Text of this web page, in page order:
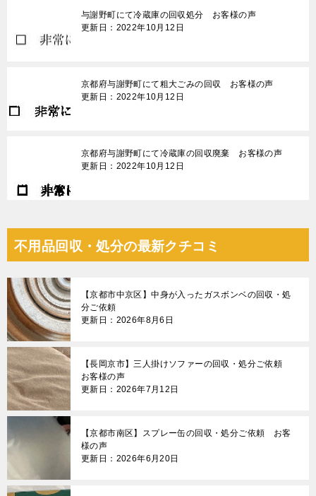
与謝野町にて冷蔵庫の回収処分 お客様の声
更新日：2022年10月12日
京都府与謝野町にて粗大ごみの回収 お客様の声
更新日：2022年10月12日
京都府与謝野町にて冷蔵庫の回収廃棄 お客様の声
更新日：2022年10月12日
不用品回収・処分の最新クチコミ
【京都市中京区】中身が入ったガスボンベの回収・処
分ご依頼
更新日：2026年8月6日
【長岡京市】三人掛けソファーの回収・処分ご依頼
お客様の声
更新日：2026年7月12日
【京都市南区】スプレー缶の回収・処分ご依頼 お客
様の声
更新日：2026年6月20日